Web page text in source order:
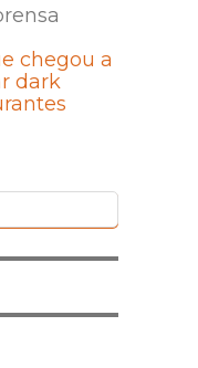
chegou a
dark